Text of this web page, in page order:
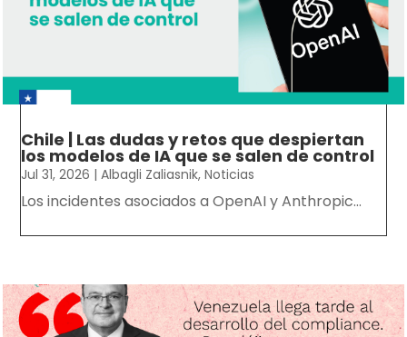
Chile | Las dudas y retos que despiertan
los modelos de IA que se salen de control
Jul 31, 2026 |Albagli Zaliasnik,Noticias
Los incidentes asociados a OpenAI y Anthropic...